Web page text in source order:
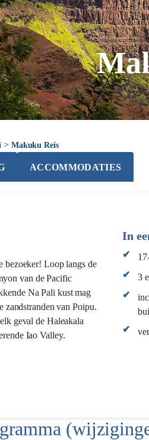
> Makuku Reis
ACCOMMODATIES
bezoeker! Loop langs de
van de Pacific
Na Pali kust mag
zandstranden van Poipu.
geval de Haleakala
Iao Valley.
In
3